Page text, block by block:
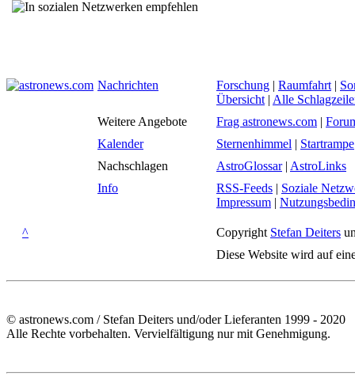
Nachrichten Forschung | Raumfahrt |
Übersicht | Alle
Weitere Angebote
Frag astronews.com |
Kalender
Sternenhimmel | Startrampe
Nachschlagen
AstroGlossar| AstroLinks
Info
RSS-Feeds | Soziale
Impressum |
^ Copyright Stefan Deiters
Diese Website wird auf
© astronews.com / Stefan Deiters und/oder Lieferanten 1999 - 2020
Alle Rechte vorbehalten. Vervielfältigung nur mit Genehmigung.